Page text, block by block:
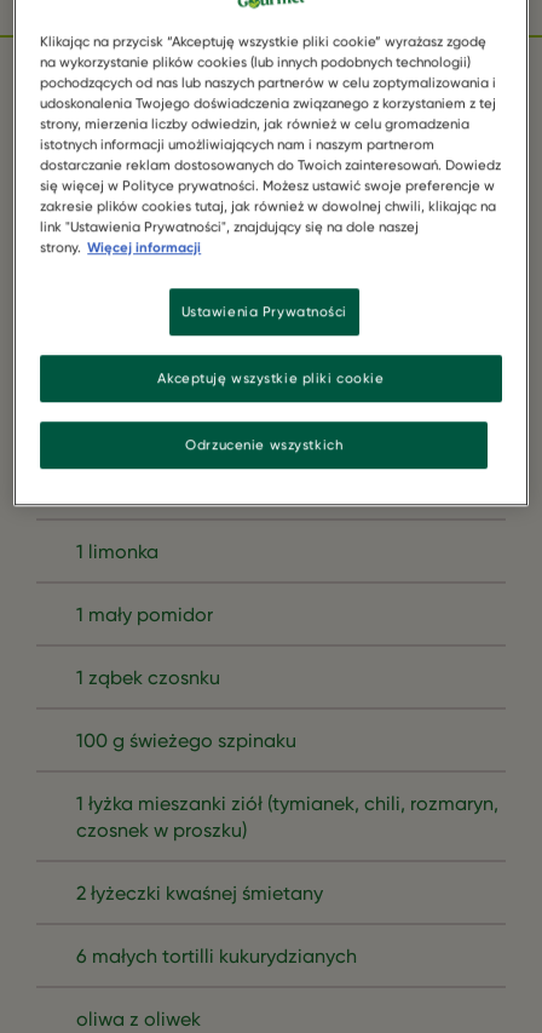
SKŁADNIKI
1 opakowanie Garden Gourmet Wegańskie
Fileciki (160 g)
2 duże gotowane buraki (200 g)
2 dojrzałe awokado
1 limonka
1 mały pomidor
1 ząbek czosnku
100 g świeżego szpinaku
1 łyżka mieszanki ziół (tymianek, chili, rozmaryn,
czosnek w proszku)
2 łyżeczki kwaśnej śmietany
6 małych tortilli kukurydzianych
oliwa z oliwek
Klikając na przycisk “Akceptuję wszystkie pliki cookie” wyrażasz zgodę
na wykorzystanie plików cookies (lub innych podobnych technologii)
pochodzących od nas lub naszych partnerów w celu zoptymalizowania i
udoskonalenia Twojego doświadczenia związanego z korzystaniem z tej
strony, mierzenia liczby odwiedzin, jak również w celu gromadzenia
istotnych informacji umożliwiających nam i naszym partnerom
dostarczanie reklam dostosowanych do Twoich zainteresowań. Dowiedz
się więcej w Polityce prywatności. Możesz ustawić swoje preferencje w
zakresie plików cookies tutaj, jak również w dowolnej chwili, klikając na
link "Ustawienia Prywatności", znajdujący się na dole naszej
strony. Więcej informacji
Ustawienia Prywatności
Odrzucenie wszystkich
Akceptuję wszystkie pliki cookie